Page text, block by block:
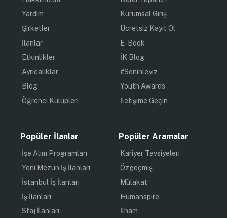
Yardım
Şirketler
İlanlar
Etkinlikler
Ayrıcalıklar
Blog
Öğrenci Kulüpleri
Kurumsal Giriş
Ücretsiz Kayıt Ol
E-Book
İK Blog
#Seninleyiz
Youth Awards
İletişime Geçin
Popüler İlanlar
İşe Alım Programları
Yeni Mezun İş İlanları
İstanbul İş İlanları
İş İlanları
Staj İlanları
Popüler Aramalar
Kariyer Tavsiyeleri
Özgeçmiş
Mülakat
Humanspire
İlham